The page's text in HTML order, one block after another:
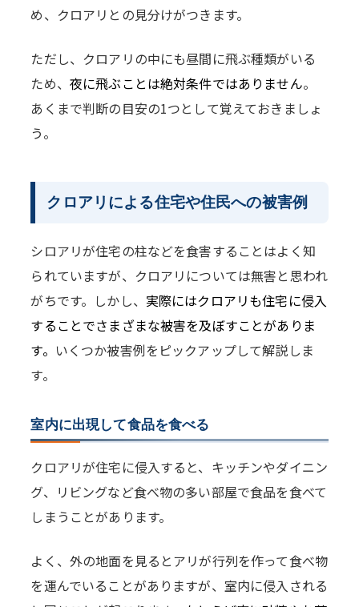
め、クロアリとの見分けがつきます。
ただし、クロアリの中にも昼間に飛ぶ種類がいる
ため、 夜に飛ぶことは絶対条件ではありません。
あくまで判断の目安の1つとして覚えておきましょ
う。
クロアリによる住宅や住民への被害例
シロアリが住宅の柱などを食害することはよく知
られていますが、クロアリについては無害と思われ
がちです。しかし、 実際にはクロアリも住宅に侵入
することでさまざまな被害を及ぼすことがありま
す。 いくつか被害例をピックアップして解説しま
す。
室内に出現して食品を食べる
クロアリが住宅に侵入すると、キッチンやダイニン
グ、リビングなど食べ物の多い部屋で食品を食べて
しまうことがあります。
よく、外の地面を見るとアリが行列を作って食べ物
を運んでいることがありますが、室内に侵入される